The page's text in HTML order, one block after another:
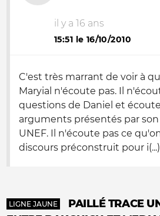
il y a 16 ans
15:51 le 16/10/2010
C'est très marrant de voir à
Maryial n'écoute pas. Il
questions de Daniel et
arguments présentés par
UNEF. Il n'écoute pas ce
discours préconstruit pour i(...)
LIGNE JAUNE
PAILLÉ TRACE